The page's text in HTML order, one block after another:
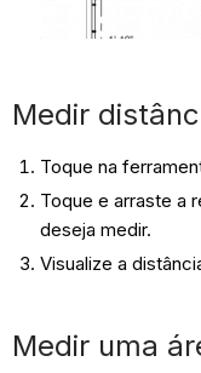
Medir
Toque na
Toque e arraste a
deseja medir.
Visualize a
Medir uma